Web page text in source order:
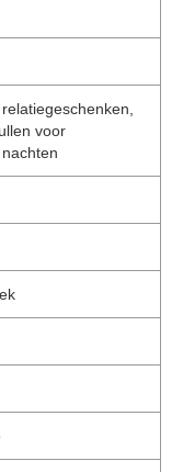
voor